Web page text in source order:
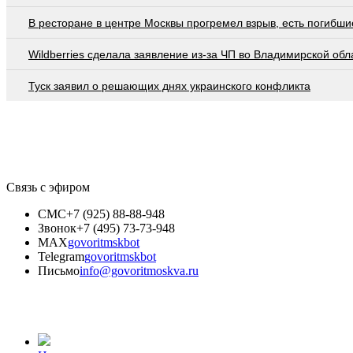
В ресторане в центре Москвы прогремел взрыв, есть
Wildberries cделала заявление из-за ЧП во Владимирской
Туск заявил о решающих днях украинского конфликта
Связь с эфиром
СМС+7 (925) 88-88-948
Звонок+7 (495) 73-73-948
MAXgovoritmskbot
Telegramgovoritmskbot
Письмоinfo@govoritmoskva.ru